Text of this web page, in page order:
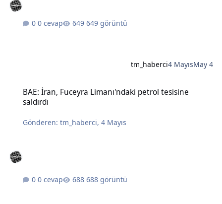
0 cevap 649 görüntü
tm_haberci4 MayısMay 4
BAE: İran, Fuceyra Limanı'ndaki petrol tesisine
saldırdı
Gönderen:tm_haberci,4 Mayıs
0 cevap 688 görüntü